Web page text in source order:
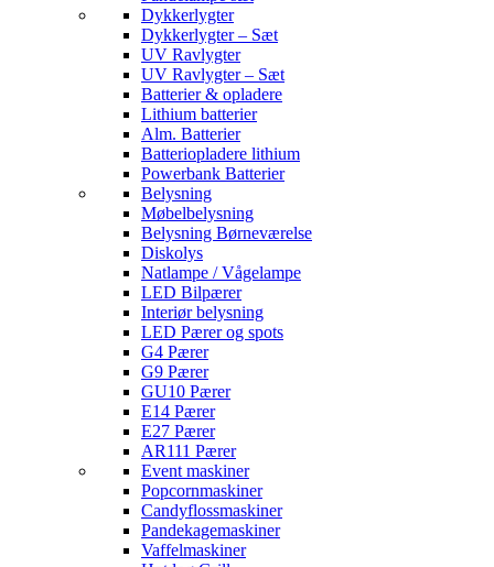
Dykkerlygter
Dykkerlygter – Sæt
UV Ravlygter
UV Ravlygter – Sæt
Batterier & opladere
Lithium batterier
Alm. Batterier
Batteriopladere lithium
Powerbank Batterier
Belysning
Møbelbelysning
Belysning Børneværelse
Diskolys
Natlampe / Vågelampe
LED Bilpærer
Interiør belysning
LED Pærer og spots
G4 Pærer
G9 Pærer
GU10 Pærer
E14 Pærer
E27 Pærer
AR111 Pærer
Event maskiner
Popcornmaskiner
Candyflossmaskiner
Pandekagemaskiner
Vaffelmaskiner